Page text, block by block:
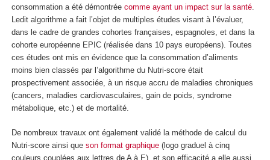
consommation a été démontrée comme ayant un impact sur la santé.
Ledit algorithme a fait l’objet de multiples études visant à l’évaluer,
dans le cadre de grandes cohortes françaises, espagnoles, et dans la
cohorte européenne EPIC (réalisée dans 10 pays européens). Toutes
ces études ont mis en évidence que la consommation d’aliments
moins bien classés par l’algorithme du Nutri-score était
prospectivement associée, à un risque accru de maladies chroniques
(cancers, maladies cardiovasculaires, gain de poids, syndrome
métabolique, etc.) et de mortalité.
De nombreux travaux ont également validé la méthode de calcul du
Nutri-score ainsi que son format graphique (logo graduel à cinq
couleurs couplées aux lettres de A à E), et son efficacité a elle aussi